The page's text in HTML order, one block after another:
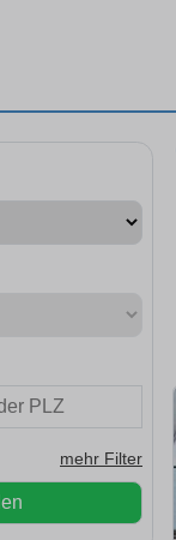
mehr Filter